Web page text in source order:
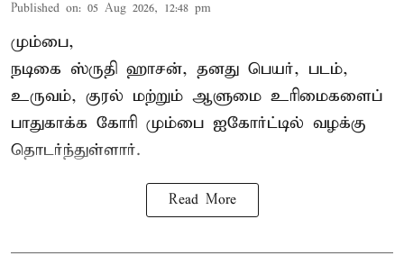
Published on: 05 Aug 2026, 12:48 pm
மும்பை,
நடிகை ஸ்ருதி ஹாசன், தனது பெயர், படம்,
உருவம், குரல் மற்றும் ஆளுமை உரிமைகளைப்
பாதுகாக்க கோரி மும்பை ஐகோர்ட்டில் வழக்கு
தொடர்ந்துள்ளார்.
Read More